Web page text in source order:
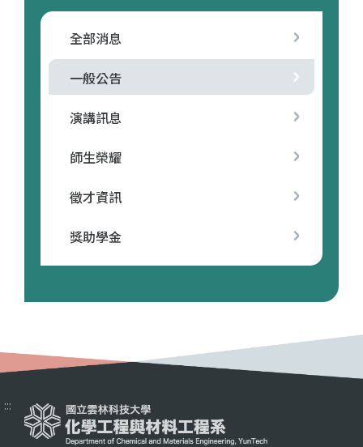
全部消息
一般公告
演講訊息
師生榮耀
徵才資訊
獎助學金
:::